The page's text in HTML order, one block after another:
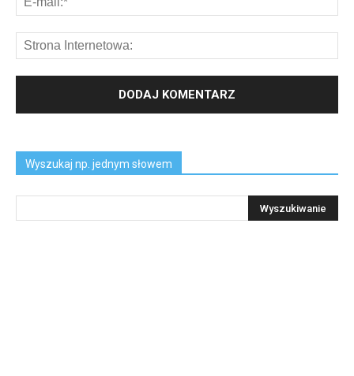
Wyszukaj np. jednym słowem